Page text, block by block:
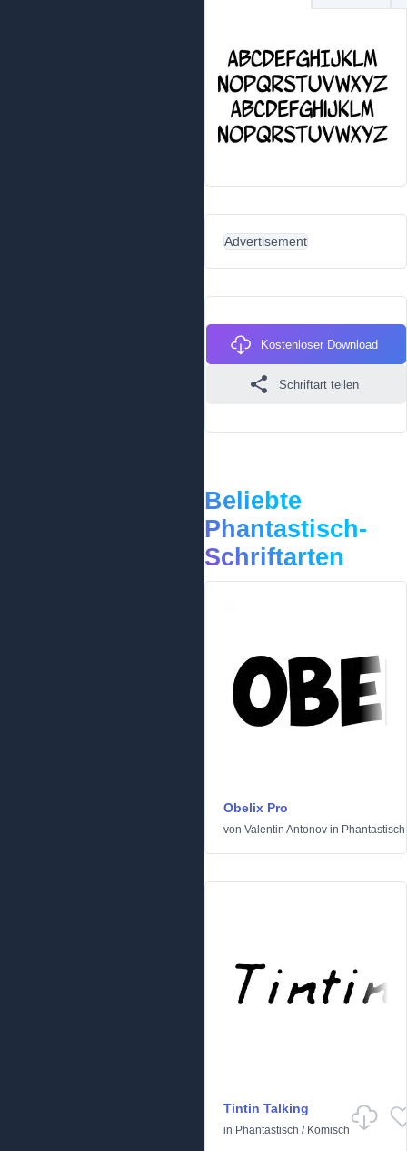
Advertisement
Kostenloser Download
Schriftart teilen
Beliebte
Phantastisch-
Schriftarten
Obelix Pro
von Valentin Antonov in Phantastisch
Tintin Talking
in Phantastisch / Komisch